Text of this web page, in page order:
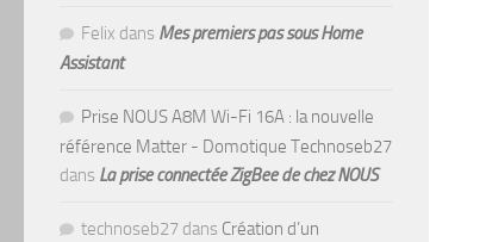
Felix dans Mes premiers pas sous Home
Assistant
Prise NOUS A8M Wi-Fi 16A : la nouvelle
référence Matter - Domotique Technoseb27
dans La prise connectée ZigBee de chez NOUS
technoseb27 dans Création d’un